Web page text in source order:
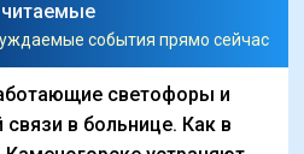
события прямо сейчас
светофоры и
связи в больнице. Как в